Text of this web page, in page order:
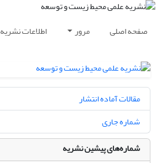
صفحه اصلی مرور اطلاعات نشریه
مقالات آماده انتشار
شماره جاری
شماره‌های پیشین نشریه